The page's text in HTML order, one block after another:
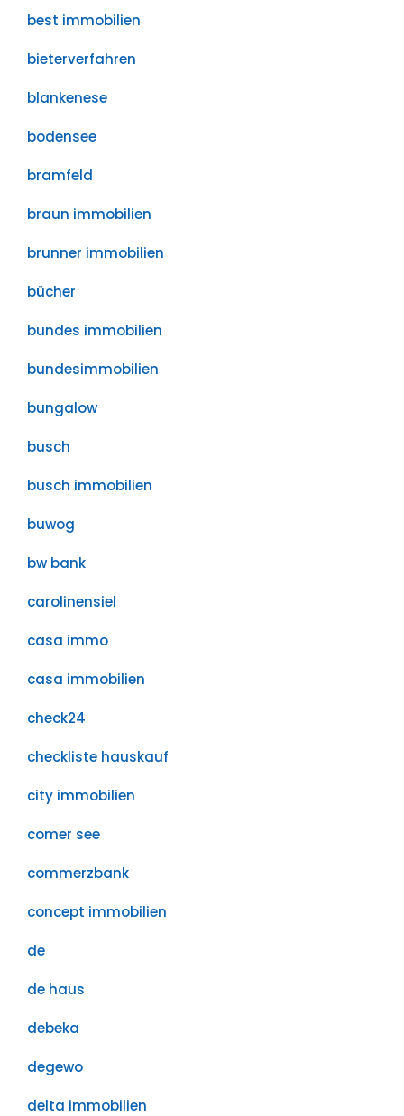
best immobilien
bieterverfahren
blankenese
bodensee
bramfeld
braun immobilien
brunner immobilien
bücher
bundes immobilien
bundesimmobilien
bungalow
busch
busch immobilien
buwog
bw bank
carolinensiel
casa immo
casa immobilien
check24
checkliste hauskauf
city immobilien
comer see
commerzbank
concept immobilien
de
de haus
debeka
degewo
delta immobilien